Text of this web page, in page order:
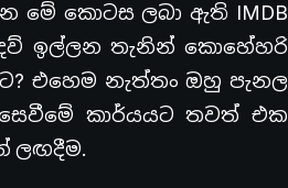
මේ කොටස ලබා ඇති IMDB
ඉල්ලන තැනින් කොහේහරි
එහෙම නැත්තං ඔහු පැනල
කාර්යයට තවත් එක
ලඟදීම.